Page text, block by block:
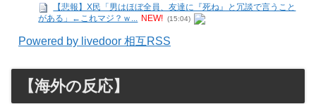
【悲報】X民「男はほぼ全員、友達に『死ね』と冗談で言うこと
がある」←これマジ？ｗ... NEW! (15:04)
Powered by livedoor 相互RSS
【海外の反応】